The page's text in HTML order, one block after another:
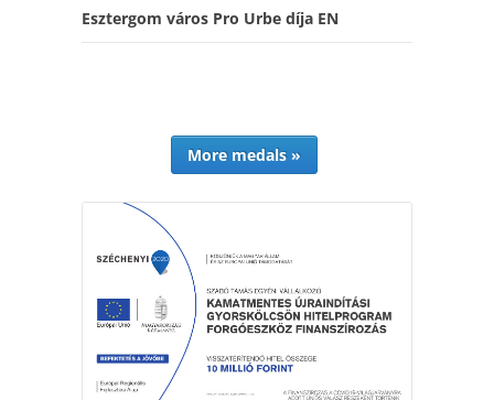
Esztergom város Pro Urbe díja EN
More medals »